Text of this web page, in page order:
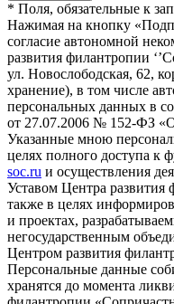
* Поля, обязательные к
Нажимая на кнопку
согласие автономной
развития филантропии
ул. Новослободская, 62,
хранение), в том числе
персональных данных в
от 27.07.2006 № 152-ФЗ
Указанные мною
целях полного доступа к
soc.ru и осуществления
Уставом Центра развития
также в целях
и проектах,
негосударственным
Центром развития
Персональные данные
хранятся до момента